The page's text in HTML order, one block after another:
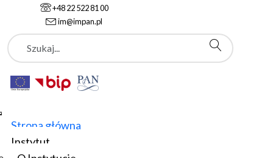
+48 22 522 81 00
im@impan.pl
Szukaj
Strona główna
Instytut